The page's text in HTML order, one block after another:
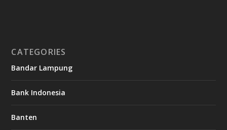
CATEGORIES
Bandar Lampung
Bank Indonesia
Banten